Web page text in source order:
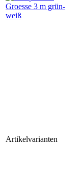
Artikelvarianten